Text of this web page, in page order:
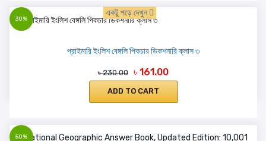
30%
একটু পড়ে দেখুন
প্রাইমারি ইংলিশ বেঙ্গলি পিকচার ডিকশনারি ক্লাস ৩
৳ 230.00 ৳ 161.00
ADD TO CART
50%